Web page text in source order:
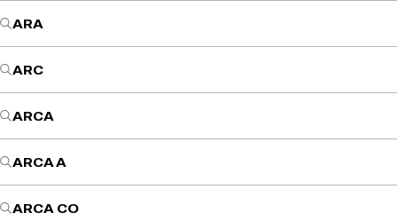
ARA
ARC
ARCA
ARCA A
ARCA CO